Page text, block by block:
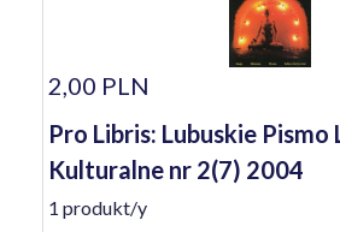
2,00 PLN
Pro Libris: Lubuskie
Kulturalne nr 2(7) 2004
1 produkt/y